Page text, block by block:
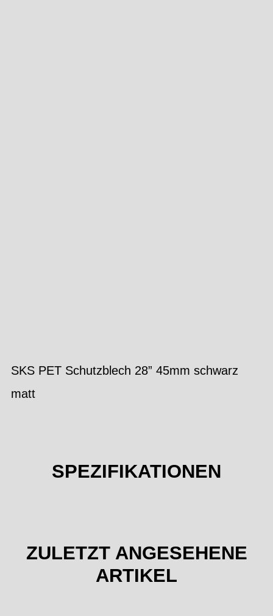
SKS PET Schutzblech 28” 45mm schwarz
matt
SPEZIFIKATIONEN
ZULETZT ANGESEHENE
ARTIKEL